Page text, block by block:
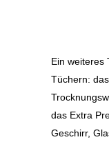
Ein weiteres
Tüchern: das
das Extra
Geschirr,